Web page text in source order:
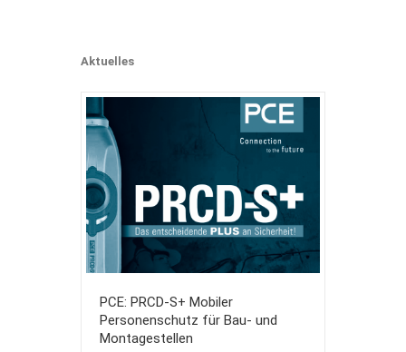
Aktuelles
PCE: PRCD-S+ Mobiler
Personenschutz für Bau- und
Montagestellen